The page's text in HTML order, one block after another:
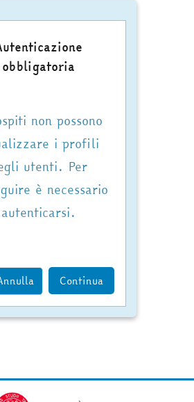
obbligatoria
non possono
i profili
utenti. Per
è necessario
autenticarsi.
Continua